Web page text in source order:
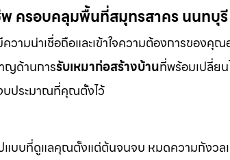
ครอบคลุมพื้นที่สมุทรสาคร นนทบุรี
วามน่าเชื่อถือและเข้าใจความต้องการของคุ
าญด้านการรับเหมาก่อสร้างบ้านที่พร้อมเปลี่ย
บประมาณที่คุณตั้งไว้
แบบที่ดูแลคุณตั้งแต่ต้นจนจบ หมดความกังวลเ